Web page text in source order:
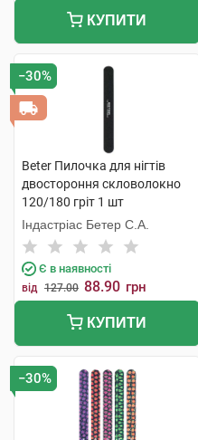
КУПИТИ
−30%
Beter Пилочка для нігтів
двостороння скловолокно
120/180 гріт 1 шт
Індастріас Бетер С.А.
Є в наявності
від 127.00 88.90 грн
КУПИТИ
−30%